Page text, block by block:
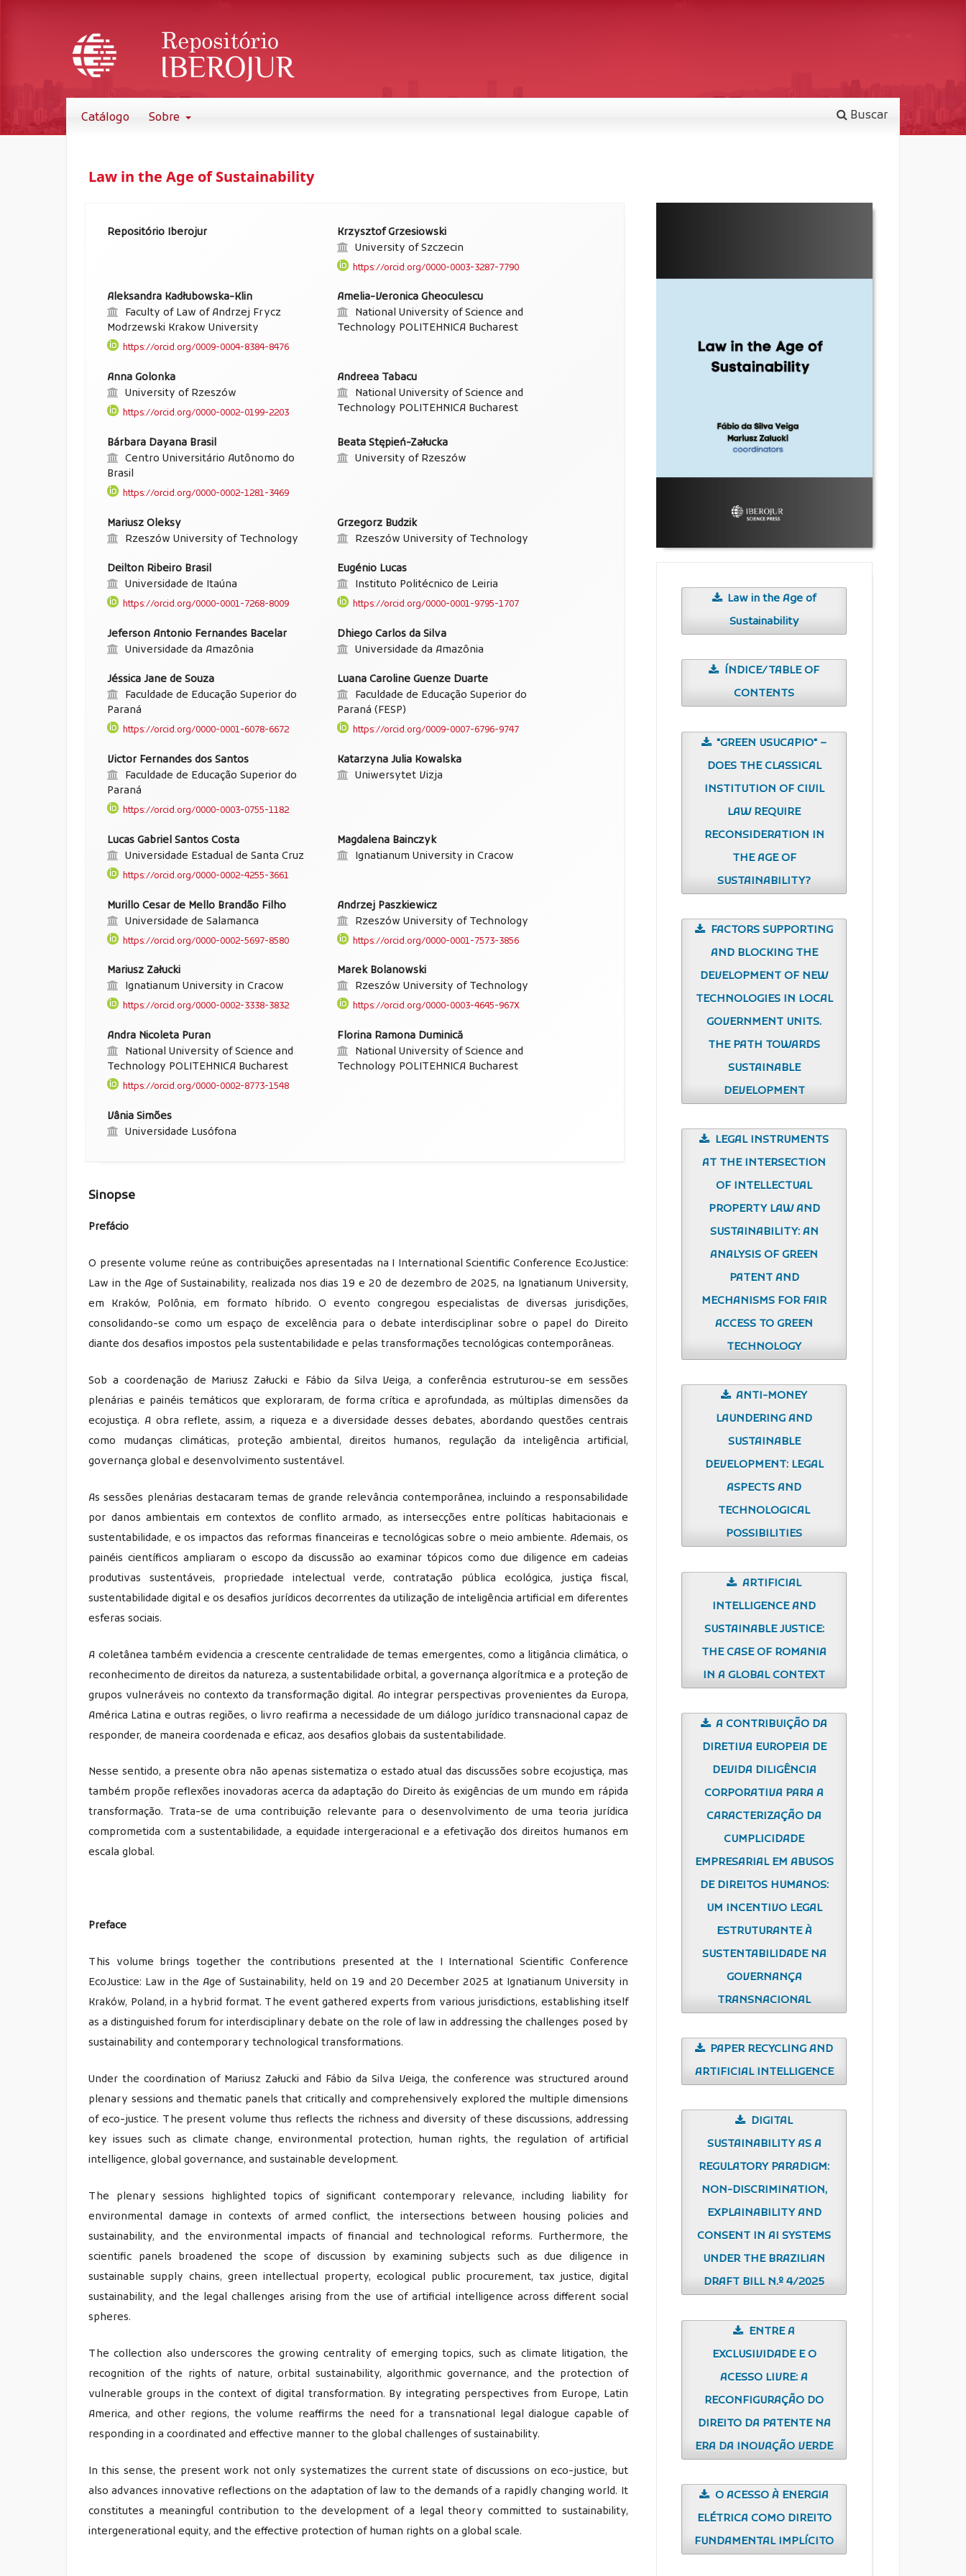
Catálogo Sobre Buscar
Law in the Age of Sustainability
Repositório Iberojur
Krzysztof Grzesiowski
University of Szczecin
https://orcid.org/0000-0003-3287-7790
Aleksandra Kadłubowska-Klin
Faculty of Law of Andrzej Frycz
Modrzewski Krakow University
https://orcid.org/0009-0004-8384-8476
Amelia-Veronica Gheoculescu
National University of Science and
Technology POLITEHNICA Bucharest
Anna Golonka
University of Rzeszów
https://orcid.org/0000-0002-0199-2203
Andreea Tabacu
National University of Science and
Technology POLITEHNICA Bucharest
Bárbara Dayana Brasil
Centro Universitário Autônomo do
Brasil
https://orcid.org/0000-0002-1281-3469
Beata Stępień-Załucka
University of Rzeszów
Mariusz Oleksy
Rzeszów University of Technology
Grzegorz Budzik
Rzeszów University of Technology
Deilton Ribeiro Brasil
Universidade de Itaúna
https://orcid.org/0000-0001-7268-8009
Eugénio Lucas
Instituto Politécnico de Leiria
https://orcid.org/0000-0001-9795-1707
Jeferson Antonio Fernandes Bacelar
Universidade da Amazônia
Dhiego Carlos da Silva
Universidade da Amazônia
Jéssica Jane de Souza
Faculdade de Educação Superior do
Paraná
https://orcid.org/0000-0001-6078-6672
Luana Caroline Guenze Duarte
Faculdade de Educação Superior do
Paraná (FESP)
https://orcid.org/0009-0007-6796-9747
Victor Fernandes dos Santos
Faculdade de Educação Superior do
Paraná
https://orcid.org/0000-0003-0755-1182
Katarzyna Julia Kowalska
Uniwersytet Vizja
Lucas Gabriel Santos Costa
Universidade Estadual de Santa Cruz
https://orcid.org/0000-0002-4255-3661
Magdalena Bainczyk
Ignatianum University in Cracow
Murillo Cesar de Mello Brandão Filho
Universidade de Salamanca
https://orcid.org/0000-0002-5697-8580
Andrzej Paszkiewicz
Rzeszów University of Technology
https://orcid.org/0000-0001-7573-3856
Mariusz Załucki
Ignatianum University in Cracow
https://orcid.org/0000-0002-3338-3832
Marek Bolanowski
Rzeszów University of Technology
https://orcid.org/0000-0003-4645-967X
Andra Nicoleta Puran
National University of Science and
Technology POLITEHNICA Bucharest
https://orcid.org/0000-0002-8773-1548
Florina Ramona Duminică
National University of Science and
Technology POLITEHNICA Bucharest
Vânia Simões
Universidade Lusófona
Sinopse
Prefácio
O presente volume reúne as contribuições apresentadas na I International Scientific Conference EcoJustice:
Law in the Age of Sustainability, realizada nos dias 19 e 20 de dezembro de 2025, na Ignatianum University,
em Kraków, Polônia, em formato híbrido. O evento congregou especialistas de diversas jurisdições,
consolidando-se como um espaço de excelência para o debate interdisciplinar sobre o papel do Direito
diante dos desafios impostos pela sustentabilidade e pelas transformações tecnológicas contemporâneas.
Sob a coordenação de Mariusz Załucki e Fábio da Silva Veiga, a conferência estruturou-se em sessões
plenárias e painéis temáticos que exploraram, de forma crítica e aprofundada, as múltiplas dimensões da
ecojustiça. A obra reflete, assim, a riqueza e a diversidade desses debates, abordando questões centrais
como mudanças climáticas, proteção ambiental, direitos humanos, regulação da inteligência artificial,
governança global e desenvolvimento sustentável.
As sessões plenárias destacaram temas de grande relevância contemporânea, incluindo a responsabilidade
por danos ambientais em contextos de conflito armado, as intersecções entre políticas habitacionais e
sustentabilidade, e os impactos das reformas financeiras e tecnológicas sobre o meio ambiente. Ademais, os
painéis científicos ampliaram o escopo da discussão ao examinar tópicos como due diligence em cadeias
produtivas sustentáveis, propriedade intelectual verde, contratação pública ecológica, justiça fiscal,
sustentabilidade digital e os desafios jurídicos decorrentes da utilização de inteligência artificial em diferentes
esferas sociais.
A coletânea também evidencia a crescente centralidade de temas emergentes, como a litigância climática, o
reconhecimento de direitos da natureza, a sustentabilidade orbital, a governança algorítmica e a proteção de
grupos vulneráveis no contexto da transformação digital. Ao integrar perspectivas provenientes da Europa,
América Latina e outras regiões, o livro reafirma a necessidade de um diálogo jurídico transnacional capaz de
responder, de maneira coordenada e eficaz, aos desafios globais da sustentabilidade.
Nesse sentido, a presente obra não apenas sistematiza o estado atual das discussões sobre ecojustiça, mas
também propõe reflexões inovadoras acerca da adaptação do Direito às exigências de um mundo em rápida
transformação. Trata-se de uma contribuição relevante para o desenvolvimento de uma teoria jurídica
comprometida com a sustentabilidade, a equidade intergeracional e a efetivação dos direitos humanos em
escala global.
Preface
This volume brings together the contributions presented at the I International Scientific Conference
EcoJustice: Law in the Age of Sustainability, held on 19 and 20 December 2025 at Ignatianum University in
Kraków, Poland, in a hybrid format. The event gathered experts from various jurisdictions, establishing itself
as a distinguished forum for interdisciplinary debate on the role of law in addressing the challenges posed by
sustainability and contemporary technological transformations.
Under the coordination of Mariusz Załucki and Fábio da Silva Veiga, the conference was structured around
plenary sessions and thematic panels that critically and comprehensively explored the multiple dimensions
of eco-justice. The present volume thus reflects the richness and diversity of these discussions, addressing
key issues such as climate change, environmental protection, human rights, the regulation of artificial
intelligence, global governance, and sustainable development.
The plenary sessions highlighted topics of significant contemporary relevance, including liability for
environmental damage in contexts of armed conflict, the intersections between housing policies and
sustainability, and the environmental impacts of financial and technological reforms. Furthermore, the
scientific panels broadened the scope of discussion by examining subjects such as due diligence in
sustainable supply chains, green intellectual property, ecological public procurement, tax justice, digital
sustainability, and the legal challenges arising from the use of artificial intelligence across different social
spheres.
The collection also underscores the growing centrality of emerging topics, such as climate litigation, the
recognition of the rights of nature, orbital sustainability, algorithmic governance, and the protection of
vulnerable groups in the context of digital transformation. By integrating perspectives from Europe, Latin
America, and other regions, the volume reaffirms the need for a transnational legal dialogue capable of
responding in a coordinated and effective manner to the global challenges of sustainability.
In this sense, the present work not only systematizes the current state of discussions on eco-justice, but
also advances innovative reflections on the adaptation of law to the demands of a rapidly changing world. It
constitutes a meaningful contribution to the development of a legal theory committed to sustainability,
intergenerational equity, and the effective protection of human rights on a global scale.
Law in the Age of
Sustainability
ÍNDICE/TABLE OF
CONTENTS
"GREEN USUCAPIO" –
DOES THE CLASSICAL
INSTITUTION OF CIVIL
LAW REQUIRE
RECONSIDERATION IN
THE AGE OF
SUSTAINABILITY?
FACTORS SUPPORTING
AND BLOCKING THE
DEVELOPMENT OF NEW
TECHNOLOGIES IN LOCAL
GOVERNMENT UNITS.
THE PATH TOWARDS
SUSTAINABLE
DEVELOPMENT
LEGAL INSTRUMENTS
AT THE INTERSECTION
OF INTELLECTUAL
PROPERTY LAW AND
SUSTAINABILITY: AN
ANALYSIS OF GREEN
PATENT AND
MECHANISMS FOR FAIR
ACCESS TO GREEN
TECHNOLOGY
ANTI-MONEY
LAUNDERING AND
SUSTAINABLE
DEVELOPMENT: LEGAL
ASPECTS AND
TECHNOLOGICAL
POSSIBILITIES
ARTIFICIAL
INTELLIGENCE AND
SUSTAINABLE JUSTICE:
THE CASE OF ROMANIA
IN A GLOBAL CONTEXT
A CONTRIBUIÇÃO DA
DIRETIVA EUROPEIA DE
DEVIDA DILIGÊNCIA
CORPORATIVA PARA A
CARACTERIZAÇÃO DA
CUMPLICIDADE
EMPRESARIAL EM ABUSOS
DE DIREITOS HUMANOS:
UM INCENTIVO LEGAL
ESTRUTURANTE À
SUSTENTABILIDADE NA
GOVERNANÇA
TRANSNACIONAL
PAPER RECYCLING AND
ARTIFICIAL INTELLIGENCE
DIGITAL
SUSTAINABILITY AS A
REGULATORY PARADIGM:
NON-DISCRIMINATION,
EXPLAINABILITY AND
CONSENT IN AI SYSTEMS
UNDER THE BRAZILIAN
DRAFT BILL N.º 4/2025
ENTRE A
EXCLUSIVIDADE E O
ACESSO LIVRE: A
RECONFIGURAÇÃO DO
DIREITO DA PATENTE NA
ERA DA INOVAÇÃO VERDE
O ACESSO À ENERGIA
ELÉTRICA COMO DIREITO
FUNDAMENTAL IMPLÍCITO